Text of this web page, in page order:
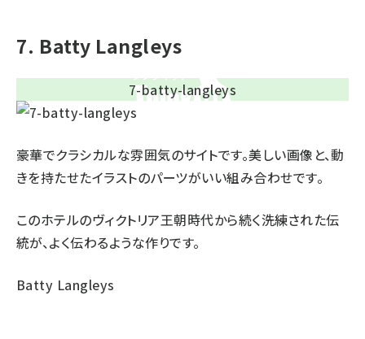
7. Batty Langleys
豪華でクラシカルな雰囲気のサイトです。美しい画像と、動
きを持たせたイラストのパーツがいい組み合わせです。
このホテルのヴィクトリア王朝時代から続く洗練された伝
統が、よく伝わるような作りです。
Batty Langleys